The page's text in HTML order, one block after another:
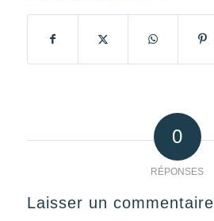
0
RÉPONSES
Laisser un commentaire